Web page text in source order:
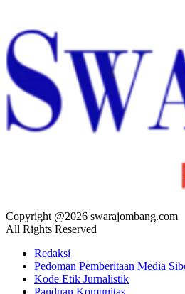
Copyright @2026 swarajombang.com
All Rights Reserved
Redaksi
Pedoman Pemberitaan Media
Kode Etik Jurnalistik
Panduan Komunitas